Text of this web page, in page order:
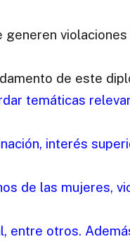
generen violaciones
de este
temáticas
interés
de las mujeres,
entre otros.